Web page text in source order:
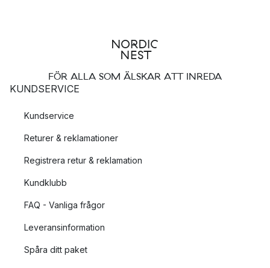
FÖR ALLA SOM ÄLSKAR ATT INREDA
KUNDSERVICE
Kundservice
Returer & reklamationer
Registrera retur & reklamation
Kundklubb
FAQ - Vanliga frågor
Leveransinformation
Spåra ditt paket